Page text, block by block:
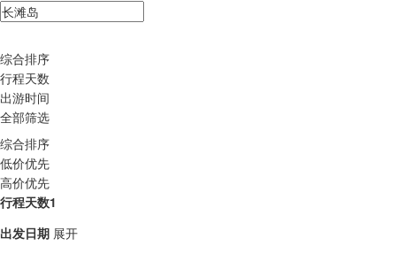
综合排序
行程天数
出游时间
全部筛选
综合排序
低价优先
高价优先
行程天数1
出发日期 展开